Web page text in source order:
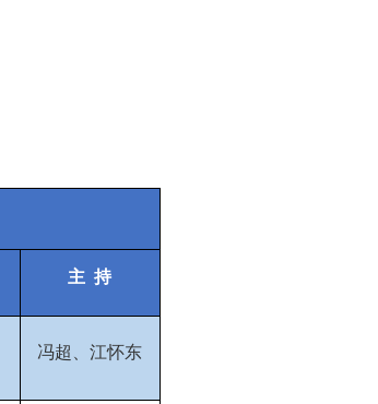
主 持
冯超、江怀东